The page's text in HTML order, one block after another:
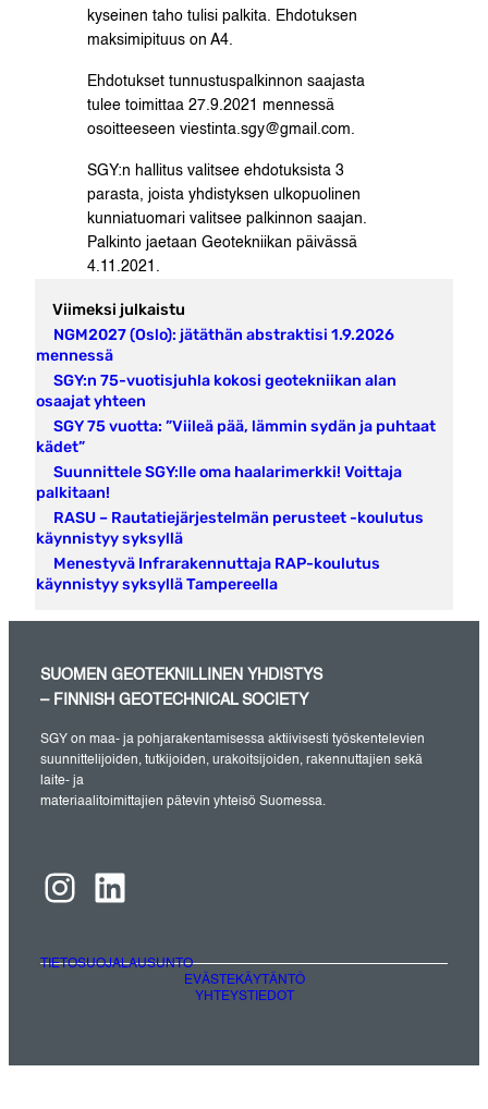
kyseinen taho tulisi palkita. Ehdotuksen
maksimipituus on A4.
Ehdotukset tunnustuspalkinnon saajasta
tulee toimittaa 27.9.2021 mennessä
osoitteeseen viestinta.sgy@gmail.com.
SGY:n hallitus valitsee ehdotuksista 3
parasta, joista yhdistyksen ulkopuolinen
kunniatuomari valitsee palkinnon saajan.
Palkinto jaetaan Geotekniikan päivässä
4.11.2021.
Viimeksi julkaistu
NGM2027 (Oslo): jätäthän abstraktisi 1.9.2026
mennessä
SGY:n 75-vuotisjuhla kokosi geotekniikan alan
osaajat yhteen
SGY 75 vuotta: ”Viileä pää, lämmin sydän ja puhtaat
kädet”
Suunnittele SGY:lle oma haalarimerkki! Voittaja
palkitaan!
RASU – Rautatiejärjestelmän perusteet -koulutus
käynnistyy syksyllä
Menestyvä Infrarakennuttaja RAP-koulutus
käynnistyy syksyllä Tampereella
SUOMEN GEOTEKNILLINEN YHDISTYS
– FINNISH GEOTECHNICAL SOCIETY
SGY on maa- ja pohjarakentamisessa aktiivisesti työskentelevien
suunnittelijoiden, tutkijoiden, urakoitsijoiden, rakennuttajien sekä
laite- ja
materiaalitoimittajien pätevin yhteisö Suomessa.
Instagram LinkedIn
TIETOSUOJALAUSUNTO
EVÄSTEKÄYTÄNTÖ
YHTEYSTIEDOT